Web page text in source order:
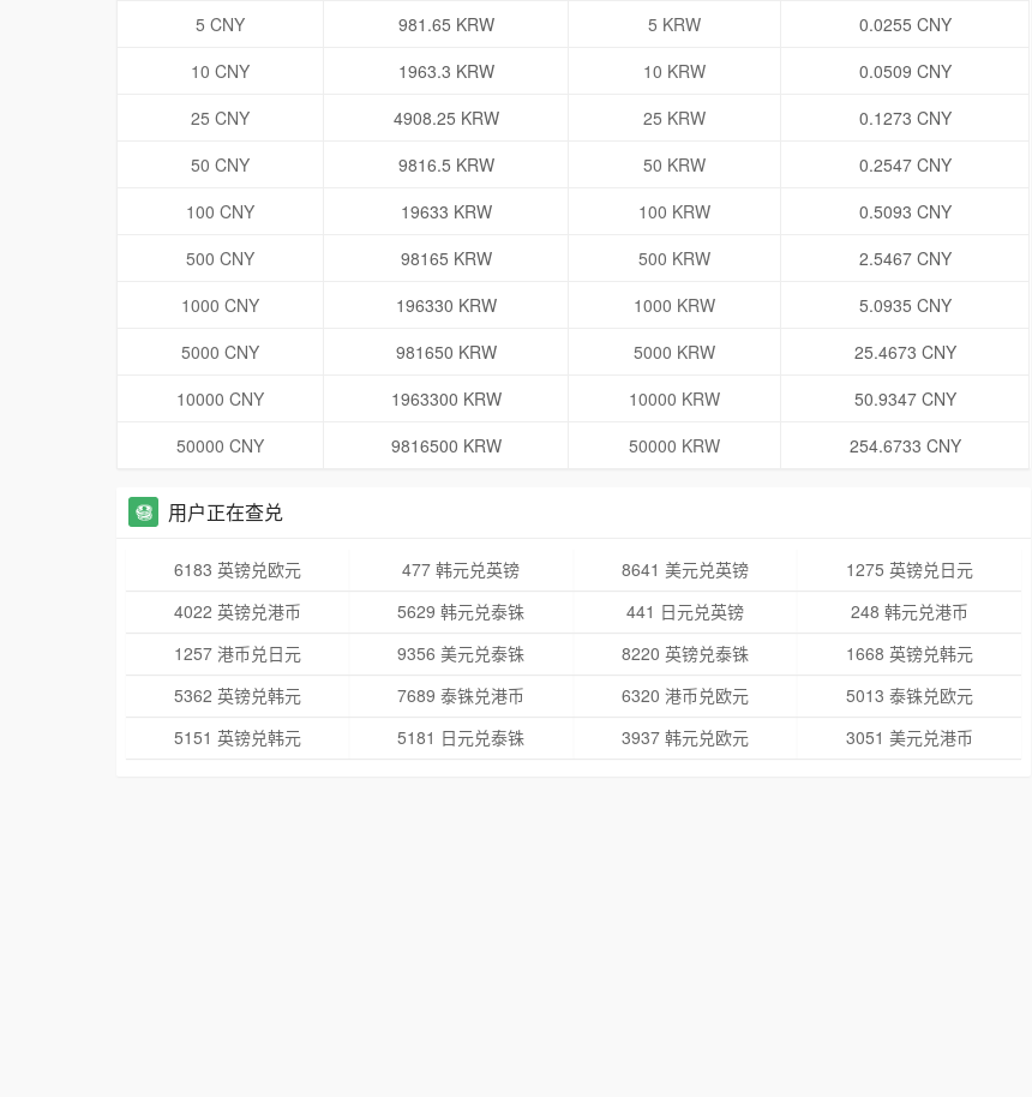
5 CNY
981.65 KRW 5 KRW
0.0255 CNY
10 CNY
1963.3 KRW 10 KRW
0.0509 CNY
25 CNY
4908.25 KRW 25 KRW
0.1273 CNY
50 CNY
9816.5 KRW 50 KRW
0.2547 CNY
100 CNY
19633 KRW 100 KRW
0.5093 CNY
500 CNY
98165 KRW 500 KRW
2.5467 CNY
1000 CNY
196330 KRW 1000 KRW
5.0935 CNY
5000 CNY
981650 KRW 5000 KRW
25.4673 CNY
10000 CNY
1963300 KRW 10000 KRW
50.9347 CNY
50000 CNY
9816500 KRW 50000 KRW 254.6733 CNY
用户正在查兑
6183 英镑兑欧元 477 韩元兑英镑 8641 美元兑英镑
1275 英镑兑日元
4022 英镑兑港币
5629 韩元兑泰铢 441 日元兑英镑
248 韩元兑港币
1257 港币兑日元
9356 美元兑泰铢 8220 英镑兑泰铢
1668 英镑兑韩元
5362 英镑兑韩元
7689 泰铢兑港币 6320 港币兑欧元
5013 泰铢兑欧元
5151 英镑兑韩元
5181 日元兑泰铢 3937 韩元兑欧元 3051 美元兑港币